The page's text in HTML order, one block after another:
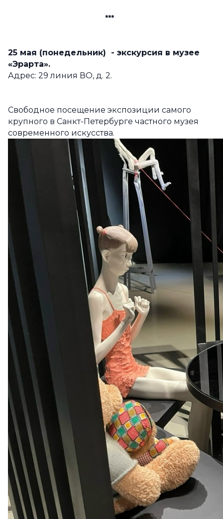
***
25 мая (понедельник) - экскурсия в музее
«Эрарта».
Адрес: 29 линия ВО, д. 2.
Свободное посещение экспозиции самого
крупного в Санкт-Петербурге частного музея
современного искусства.